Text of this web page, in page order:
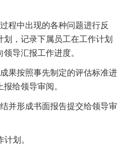
程中出现的各种问题进行反
，记录下属员工在工作计划
导汇报工作进度。
果按照事先制定的评估标准进
给领导审阅。
并形成书面报告提交给领导审
划。